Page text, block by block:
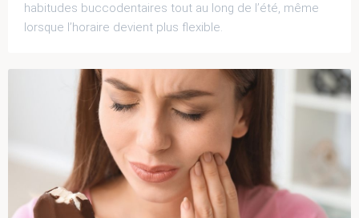
habitudes buccodentaires tout au long de l’été, même
lorsque l’horaire devient plus flexible.